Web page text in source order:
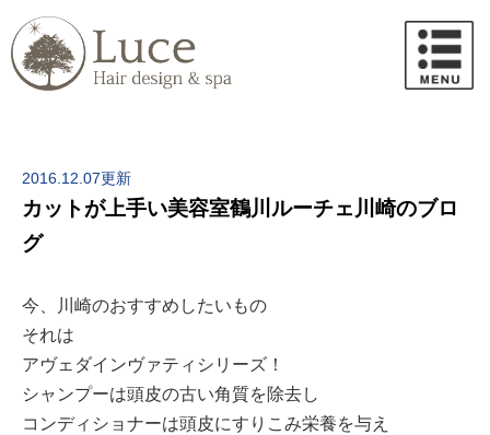
2016.12.07更新
カットが上手い美容室鶴川ルーチェ川崎のブロ
グ
今、川崎のおすすめしたいもの
それは
アヴェダインヴァティシリーズ！
シャンプーは頭皮の古い角質を除去し
コンディショナーは頭皮にすりこみ栄養を与え